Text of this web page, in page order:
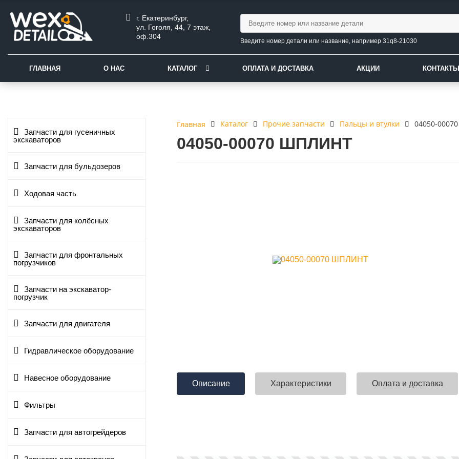
г. Екатеринбург,
ул. Гоголя, 44, 7 этаж,
оф.304
Введите номер детали или название, например 31q8-21030
ГЛАВНАЯ О НАС КАТАЛОГ ОПЛАТА И ДОСТАВКА АКЦИИ КОНТАКТЫ
Запчасти для гусеничных
экскаваторов
Запчасти для бульдозеров
Ходовая часть
Запчасти для колёсных
экскаваторов
Запчасти для фронтальных
погрузчиков
Запчасти на экскаватор-
погрузчик
Запчасти для двигателя
Гидравлическое оборудование
Навесное оборудование
Фильтры
Запчасти для автогрейдеров
Главная Каталог Прочие запчасти Пальцы и втулки 04050-
04050-00070 ШПЛИНТ
Описание Характеристики Оплата и доставка